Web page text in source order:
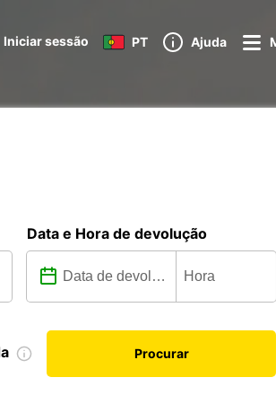
Iniciar sessão PT Ajuda
Data e Hora de devolução
Procurar